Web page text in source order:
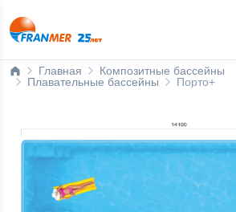
Главная
Композитные бассейны
Плавательные бассейны
Порто+